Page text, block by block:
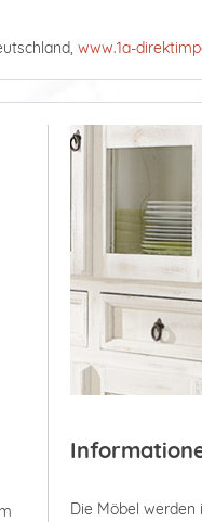
www.1a-
Die Möbel